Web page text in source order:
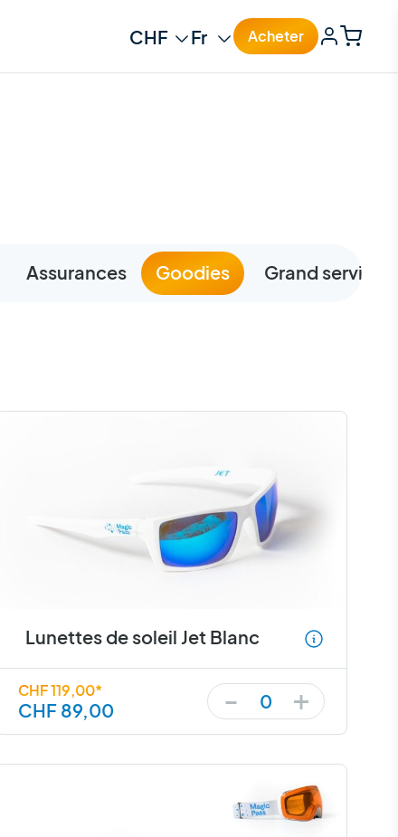
Change currencyChange language
Acheter
Assurances Goodies Grand service
Lunettes de soleil Jet Blanc
CHF 119,00*
CHF 89,00 - 0 +